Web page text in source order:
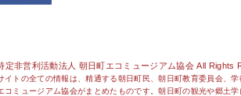
定非営利活動法人 朝日町エコミュージアム協会 All Rights
イトの全ての情報は、精通する朝日町民、朝日町教育委員会、
コミュージアム協会がまとめたものです。朝日町の観光や郷土